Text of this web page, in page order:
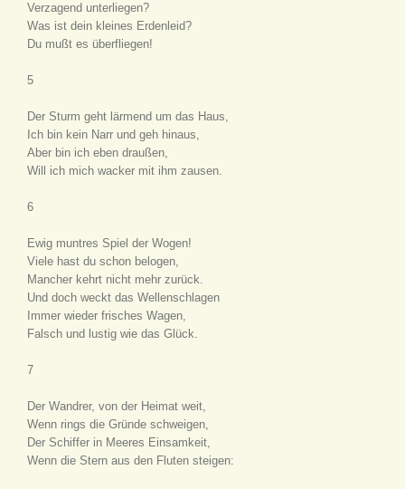
Verzagend unterliegen?
Was ist dein kleines Erdenleid?
Du mußt es überfliegen!
5
Der Sturm geht lärmend um das Haus,
Ich bin kein Narr und geh hinaus,
Aber bin ich eben draußen,
Will ich mich wacker mit ihm zausen.
6
Ewig muntres Spiel der Wogen!
Viele hast du schon belogen,
Mancher kehrt nicht mehr zurück.
Und doch weckt das Wellenschlagen
Immer wieder frisches Wagen,
Falsch und lustig wie das Glück.
7
Der Wandrer, von der Heimat weit,
Wenn rings die Gründe schweigen,
Der Schiffer in Meeres Einsamkeit,
Wenn die Stern aus den Fluten steigen: